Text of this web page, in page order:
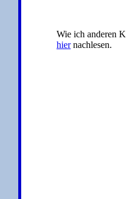
Wie ich anderen
hiernachlesen.